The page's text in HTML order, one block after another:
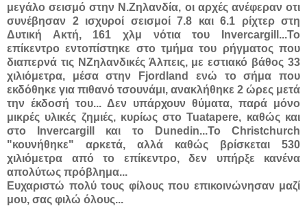
μεγάλο σεισμό στην Ν.Ζηλανδία, οι αρχές ανέφεραν οτι
συνέβησαν 2 ισχυροί σεισμοί 7.8 και 6.1 ρίχτερ στη
Δυτική Ακτή, 161 χλμ νότια του Invercargill...Το
επίκεντρο εντοπίστηκε στο τμήμα του ρήγματος που
διαπερνά τις ΝΖηλανδικές Άλπεις, με εστιακό βάθος 33
χιλιόμετρα, μέσα στην Fjordland
ενώ το σήμαπου
εκδόθηκε για πιθανό τσουνάμι, ανακλήθηκε 2 ώρες μετά
την έκδοσή του... Δεν υπάρχουν θύματα, παρά μόνο
μικρές υλικές ζημιές, κυρίως στοTuatapere, καθώς και
στο Invercargill και το Dunedin...Το Christchurch
"κουνήθηκε" αρκετά, αλλά καθώς βρίσκεται 530
χιλιόμετρα από το επίκεντρο, δεν υπήρξε κανένα
απολύτως πρόβλημα...
Ευχαριστώ πολύ τους φίλους που επικοινώνησαν μαζί
μου, σας φιλώ όλους...